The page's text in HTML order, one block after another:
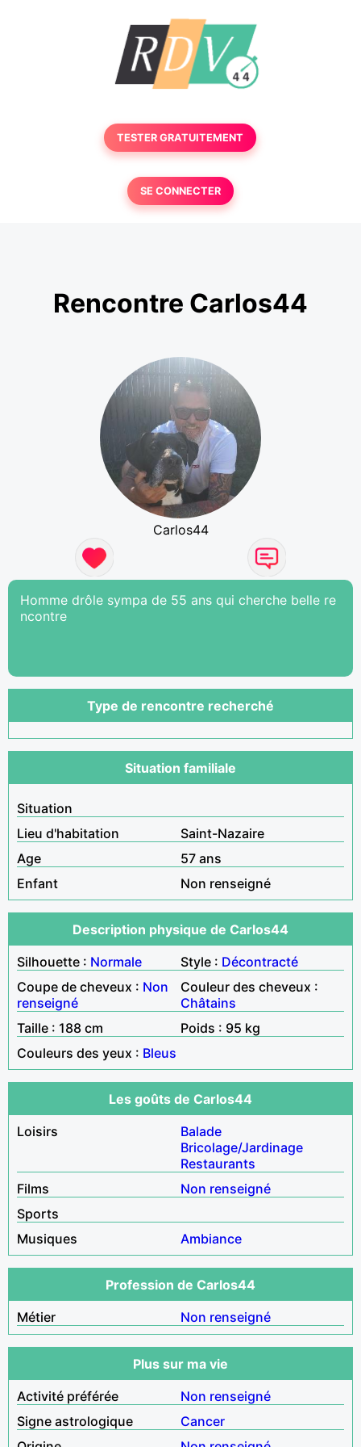
TESTER GRATUITEMENT
SE CONNECTER
Rencontre Carlos44
Carlos44
Homme drôle sympa de 55 ans qui cherche belle re
ncontre
Type de rencontre recherché
Situation familiale
Situation
Lieu d'habitation
Saint-Nazaire
Age
57 ans
Enfant
Non renseigné
Description physique de Carlos44
Silhouette : Normale Style : Décontracté
Coupe de cheveux : Non
renseigné
Couleur des cheveux :
Châtains
Taille : 188 cm
Poids : 95 kg
Couleurs des yeux : Bleus
Les goûts de Carlos44
Loisirs
Balade
Bricolage/Jardinage
Restaurants
Films
Non renseigné
Sports
Musiques
Ambiance
Profession de Carlos44
Métier
Non renseigné
Plus sur ma vie
Activité préférée
Non renseigné
Signe astrologique
Cancer